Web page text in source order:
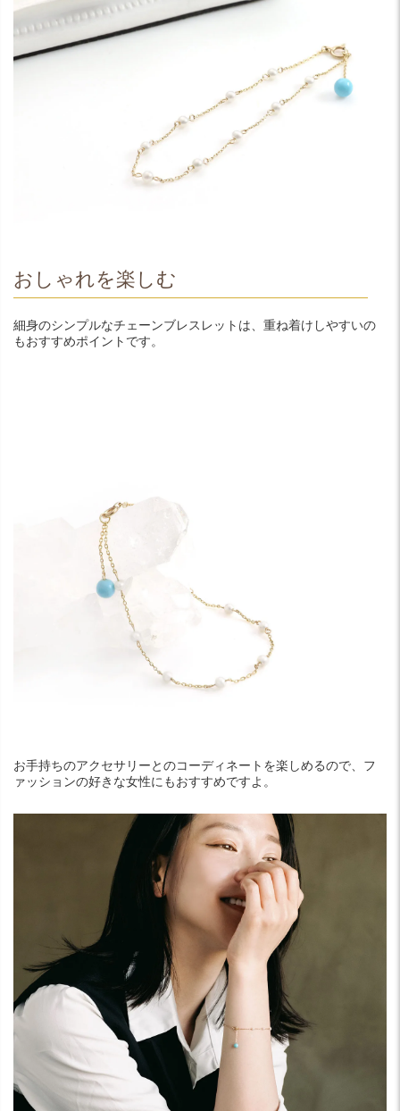
おしゃれを楽しむ
細身のシンプルなチェーンブレスレットは、重ね着けしやすいの
もおすすめポイントです。
お手持ちのアクセサリーとのコーディネートを楽しめるので、フ
ァッションの好きな女性にもおすすめですよ。